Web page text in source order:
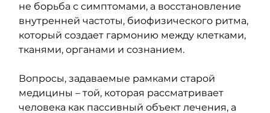
не борьба с симптомами, а восстановление
внутренней частоты, биофизического ритма,
который создает гармонию между клетками,
тканями, органами и сознанием.
Вопросы, задаваемые рамками старой
медицины – той, которая рассматривает
человека как пассивный объект лечения, а